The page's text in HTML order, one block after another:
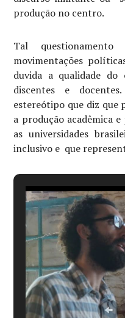
produção no centro.
Tal
movimentações
duvida a qualidade do
discentes e
estereótipo que diz que
a produção acadêmica
as universidades
inclusivo e que